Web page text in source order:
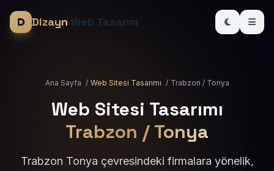
Dizayn Web Tasarım
Ana Sayfa / Web Sitesi Tasarımı / Trabzon / Tonya
Web Sitesi Tasarımı
Trabzon / Tonya
Trabzon Tonya çevresindeki firmalara yönelik,